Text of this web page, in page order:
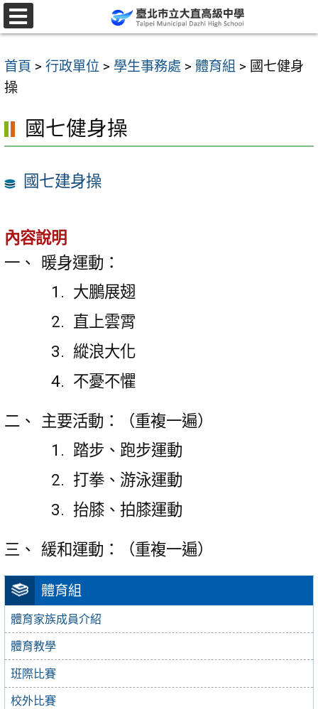
跳
至
要
內
區
首頁 > 行政單位 > 學生事務處 > 體育組 > 國七健身
操
體育組
體育家族成員介紹
體育教學
班際比賽
校外比賽
國七健身操
國七建身操
內容說明
暖身運動：
大鵬展翅
直上雲霄
縱浪大化
不憂不懼
主要活動：（重複一遍）
踏步、跑步運動
打拳、游泳運動
抬膝、拍膝運動
緩和運動：（重複一遍）
選
單